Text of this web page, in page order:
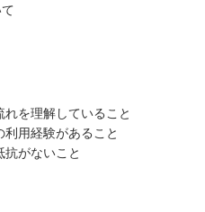
を理解していること
用経験があること
がないこと